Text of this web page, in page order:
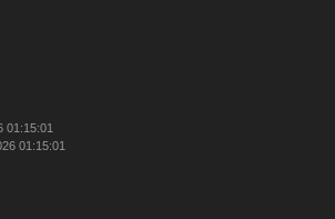
01:15:01
01:15:01